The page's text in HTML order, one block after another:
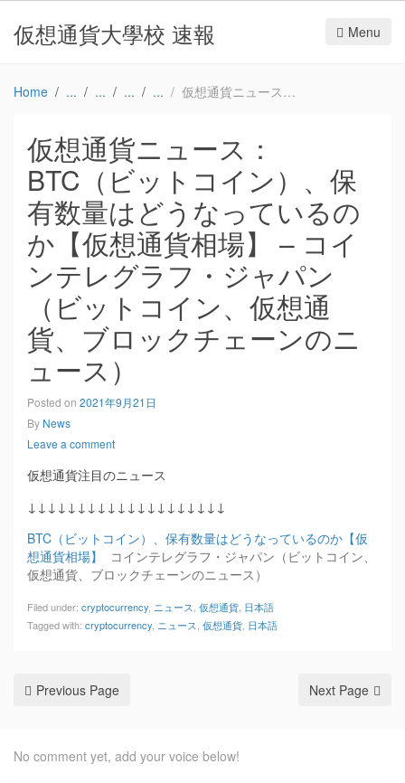
仮想通貨大學校 速報 Menu
Home 仮想通貨ニュース：BTC（ビットコイン）、保有数量はどうなっているのか【仮想通貨相場】 – コインテレグラフ・ジャパン（ビットコイン、仮想通貨、ブロックチェーンのニュース）
仮想通貨ニュース：
BTC（ビットコイン）、保
有数量はどうなっているの
か【仮想通貨相場】 – コイ
ンテレグラフ・ジャパン
（ビットコイン、仮想通
貨、ブロックチェーンのニ
ュース）
Posted on 2021年9月21日
By News
Leave a comment
仮想通貨注目のニュース
↓↓↓↓↓↓↓↓↓↓↓↓↓↓↓↓↓↓↓↓
BTC（ビットコイン）、保有数量はどうなっているのか【仮
想通貨相場】
コインテレグラフ・ジャパン（ビットコイン、
仮想通貨、ブロックチェーンのニュース）
Filed under: cryptocurrency ニュース 仮想通貨 日本語
Tagged with: cryptocurrency ニュース 仮想通貨 日本語
Previous Page Next Page
No comment yet, add your voice below!